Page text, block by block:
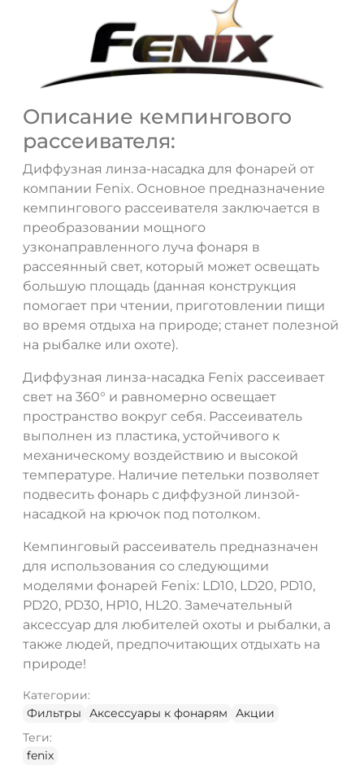
Описание кемпингового
рассеивателя:
Диффузная линза-насадка для фонарей от
компании Fenix. Основное предназначение
кемпингового рассеивателя заключается в
преобразовании мощного
узконаправленного луча фонаря в
рассеянный свет, который может освещать
большую площадь (данная конструкция
помогает при чтении, приготовлении пищи
во время отдыха на природе; станет полезной
на рыбалке или охоте).
Диффузная линза-насадка Fenix рассеивает
свет на 360° и равномерно освещает
пространство вокруг себя. Рассеиватель
выполнен из пластика, устойчивого к
механическому воздействию и высокой
температуре. Наличие петельки позволяет
подвесить фонарь с диффузной линзой-
насадкой на крючок под потолком.
Кемпинговый рассеиватель предназначен
для использования со следующими
моделями фонарей Fenix: LD10, LD20, PD10,
PD20, PD30, HP10, HL20. Замечательный
аксессуар для любителей охоты и рыбалки, а
также людей, предпочитающих отдыхать на
природе!
Категории:
Фильтры
Аксессуары к фонарям
Акции
Теги:
fenix
ДА НЕТ